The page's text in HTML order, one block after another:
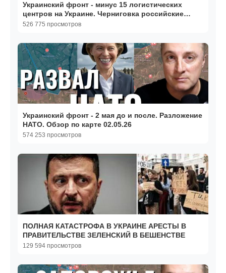
Украинский фронт - минус 15 логистических
центров на Украине. Черниговка российские
флаги. 06.08.26
526 775 просмотров
Украинский фронт - 2 мая до и после. Разложение
НАТО. Обзор по карте 02.05.26
574 253 просмотров
ПОЛНАЯ КАТАСТРОФА В УКРАИНЕ АРЕСТЫ В
ПРАВИТЕЛЬСТВЕ ЗЕЛЕНСКИЙ В БЕШЕНСТВЕ
129 594 просмотров